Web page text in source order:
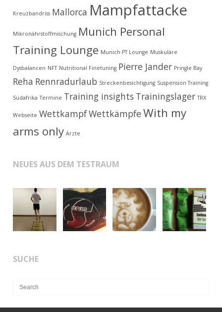
Kreuzbandriss Mallorca Mampfattacke
Mikronährstoffmischung Munich Personal
Training Lounge Munich PT Lounge Muskuläre
Dysbalancen NFT Nutritional Finetuning Pierre Jander Pringle Bay
Reha Rennradurlaub Streckenbesichtigung Suspension Training
Südafrika Termine Training insights Trainingslager TRX
Webseite WettkampfWettkämpfeWith my
arms only Ärzte
NEUES AUS DEM TESTRAUM
SUCHE